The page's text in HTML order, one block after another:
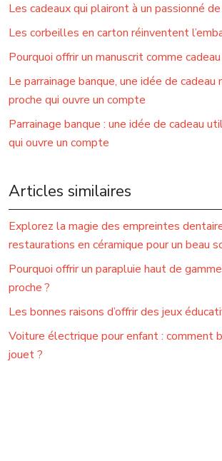
Les cadeaux qui plairont à un passionné
Les corbeilles en carton réinventent
Pourquoi offrir un manuscrit comme
Le parrainage banque, une idée de cadeau
proche qui ouvre un compte
Parrainage banque : une idée de cadeau
qui ouvre un compte
Articles similaires
Explorez la magie des empreintes
restaurations en céramique pour un beau
Pourquoi offrir un parapluie haut de
proche ?
Les bonnes raisons d’offrir des jeux
Voiture électrique pour enfant : comment
jouet ?